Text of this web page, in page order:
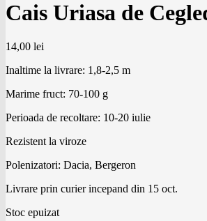
Cais Uriasa de
14,00 lei
Inaltime la livrare: 1,8-2,5 m
Marime fruct: 70-100 g
Perioada de recoltare: 10-20 iulie
Rezistent la viroze
Polenizatori: Dacia, Bergeron
Livrare prin curier incepand din 15 oct.
Stoc epuizat